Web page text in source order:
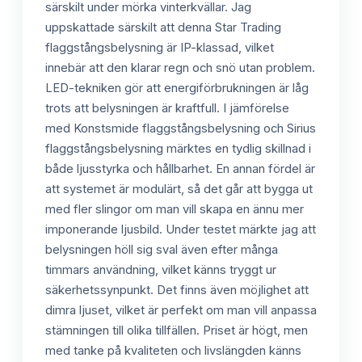
särskilt under mörka vinterkvällar. Jag
uppskattade särskilt att denna Star Trading
flaggstångsbelysning är IP-klassad, vilket
innebär att den klarar regn och snö utan problem.
LED-tekniken gör att energiförbrukningen är låg
trots att belysningen är kraftfull. I jämförelse
med Konstsmide flaggstångsbelysning och Sirius
flaggstångsbelysning märktes en tydlig skillnad i
både ljusstyrka och hållbarhet. En annan fördel är
att systemet är modulärt, så det går att bygga ut
med fler slingor om man vill skapa en ännu mer
imponerande ljusbild. Under testet märkte jag att
belysningen höll sig sval även efter många
timmars användning, vilket känns tryggt ur
säkerhetssynpunkt. Det finns även möjlighet att
dimra ljuset, vilket är perfekt om man vill anpassa
stämningen till olika tillfällen. Priset är högt, men
med tanke på kvaliteten och livslängden känns